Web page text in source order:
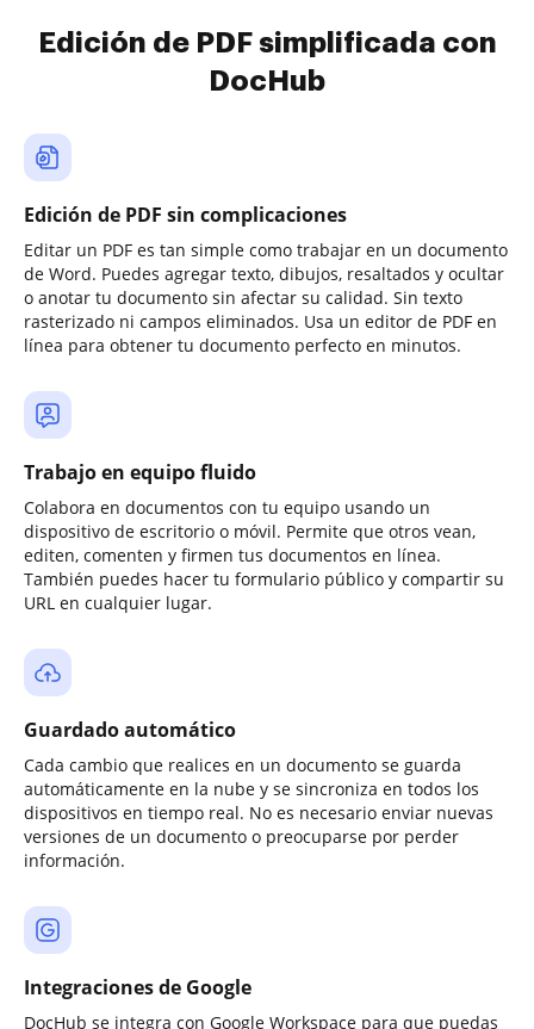
Edición de PDF simplificada con
DocHub
Edición de PDF sin complicaciones
Editar un PDF es tan simple como trabajar en un documento
de Word. Puedes agregar texto, dibujos, resaltados y ocultar
o anotar tu documento sin afectar su calidad. Sin texto
rasterizado ni campos eliminados. Usa un editor de PDF en
línea para obtener tu documento perfecto en minutos.
Trabajo en equipo fluido
Colabora en documentos con tu equipo usando un
dispositivo de escritorio o móvil. Permite que otros vean,
editen, comenten y firmen tus documentos en línea.
También puedes hacer tu formulario público y compartir su
URL en cualquier lugar.
Guardado automático
Cada cambio que realices en un documento se guarda
automáticamente en la nube y se sincroniza en todos los
dispositivos en tiempo real. No es necesario enviar nuevas
versiones de un documento o preocuparse por perder
información.
Integraciones de Google
DocHub se integra con Google Workspace para que puedas